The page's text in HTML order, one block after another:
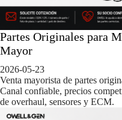
Partes Originales para
Mayor
2026-05-23
Venta mayorista de partes
Canal confiable, precios
de overhaul, sensores y ECM.